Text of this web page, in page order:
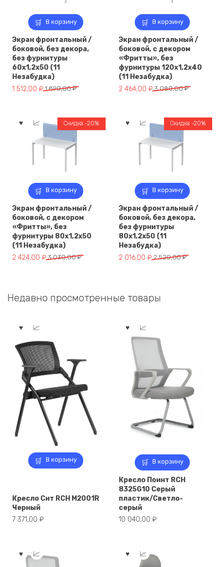
В корзину
Экран фронтальный /
боковой, без декора,
без фурнитуры
60х1,2х50 (11
Незабудка)
1 890,00₽
Первоначальная
1 512,00 ₽
Текущая
512,00 ₽.
В корзину
Экран фронтальный /
боковой, с декором
«Фритты», без
фурнитуры 120х1,2х40
(11 Незабудка)
3 080,00₽
Первоначальная
2 464,00 ₽
Текущая
464,00 ₽.
В корзину
Скидка -20%
Экран фронтальный /
боковой, с декором
«Фритты», без
фурнитуры 80х1,2х50
(11 Незабудка)
3 030,00₽
Первоначальная
030,00 ₽.
2 424,00 ₽
Текущая
В корзину
Скидка -20%
Экран фронтальный /
боковой, без декора,
без фурнитуры
80х1,2х50 (11
Незабудка)
2 520,00₽
Первоначальная
520,00 ₽.
2 016,00 ₽
Текущая
Недавно просмотренные товары
В корзину
Кресло Сит RCH M2001R
Черный
7 371,00 ₽
В корзину
Кресло Поинт RCH
8325G10 Серый
пластик/Светло-
серый
10 040,00 ₽